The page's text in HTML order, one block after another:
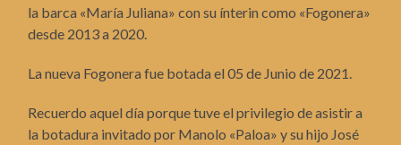
la barca «María Juliana» con su ínterin como «Fogonera»
desde 2013 a 2020.
La nueva Fogonera fue botada el 05 de Junio de 2021.
Recuerdo aquel día porque tuve el privilegio de asistir a
la botadura invitado por Manolo «Paloa» y su hijo José